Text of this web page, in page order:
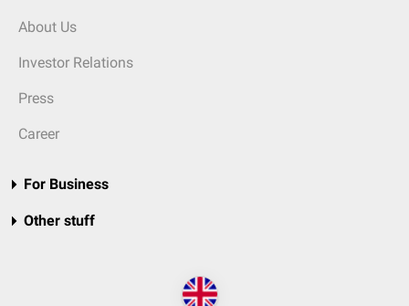
About Us
Investor Relations
Press
Career
For Business
Other stuff